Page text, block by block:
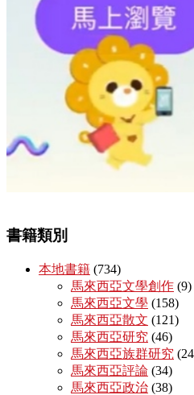
書籍類別
本地書籍 (734)
馬來西亞文學創作 (9)
馬來西亞文學 (158)
馬來西亞散文 (121)
馬來西亞研究 (46)
馬來西亞族群研究
馬來西亞評論 (34)
馬來西亞政治 (38)